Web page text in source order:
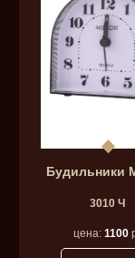
Будильники
3010 Ч
цена:1100